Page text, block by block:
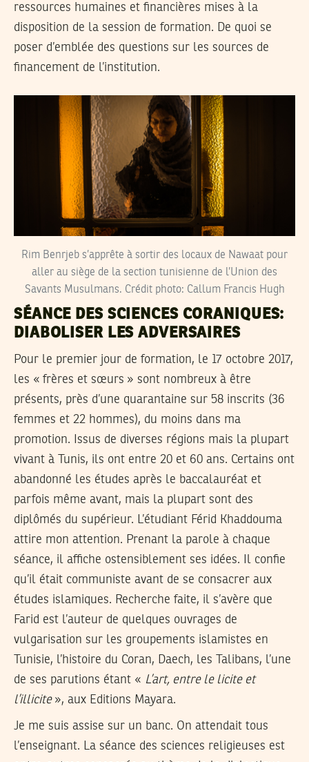
ressources humaines et financières mises à la
disposition de la session de formation. De quoi se
poser d’emblée des questions sur les sources de
financement de l’institution.
Rim Benrjeb s’apprête à sortir des locaux de Nawaat pour
aller au siège de la section tunisienne de l’Union des
Savants Musulmans. Crédit photo: Callum Francis Hugh
SÉANCE DES SCIENCES CORANIQUES:
DIABOLISER LES ADVERSAIRES
Pour le premier jour de formation, le 17 octobre 2017,
les « frères et sœurs » sont nombreux à être
présents, près d’une quarantaine sur 58 inscrits (36
femmes et 22 hommes), du moins dans ma
promotion. Issus de diverses régions mais la plupart
vivant à Tunis, ils ont entre 20 et 60 ans. Certains ont
abandonné les études après le baccalauréat et
parfois même avant, mais la plupart sont des
diplômés du supérieur. L’étudiant Férid Khaddouma
attire mon attention. Prenant la parole à chaque
séance, il affiche ostensiblement ses idées. Il confie
qu’il était communiste avant de se consacrer aux
études islamiques. Recherche faite, il s’avère que
Farid est l’auteur de quelques ouvrages de
vulgarisation sur les groupements islamistes en
Tunisie, l’histoire du Coran, Daech, les Talibans, l’une
de ses parutions étant « L’art, entre le licite et
l’illicite», aux Editions Mayara.
Je me suis assise sur un banc. On attendait tous
l’enseignant. La séance des sciences religieuses est